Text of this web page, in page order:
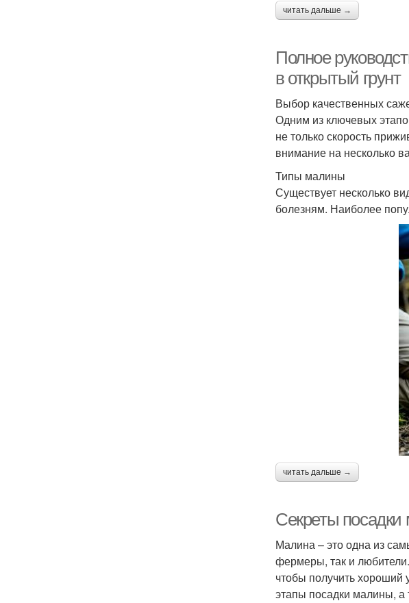
читать дальше →
Полное
в открытый грунт
Выбор качественных
Одним из ключевых
не только скорость
внимание на несколько
Типы малины
Существует несколько
болезням. Наиболее
читать дальше →
Секреты посадки
Малина – это одна из
фермеры, так и
чтобы получить хороший
этапы посадки малины, а